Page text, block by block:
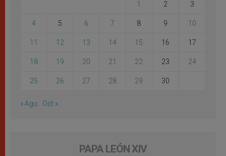
1 2 3
4 5 6 7 8 9 10
11 12 13 14 15 16 17
18 19 20 21 22 23 24
25 26 27 28 29 30
« Ago Oct »
PAPA LEÓN XIV